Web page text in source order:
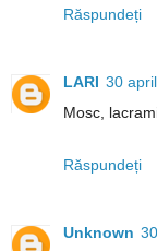
Răspundeți
LARI 30
Mosc,
Răspundeți
Unknown